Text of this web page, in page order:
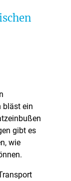
bläst ein
gibt es
wie